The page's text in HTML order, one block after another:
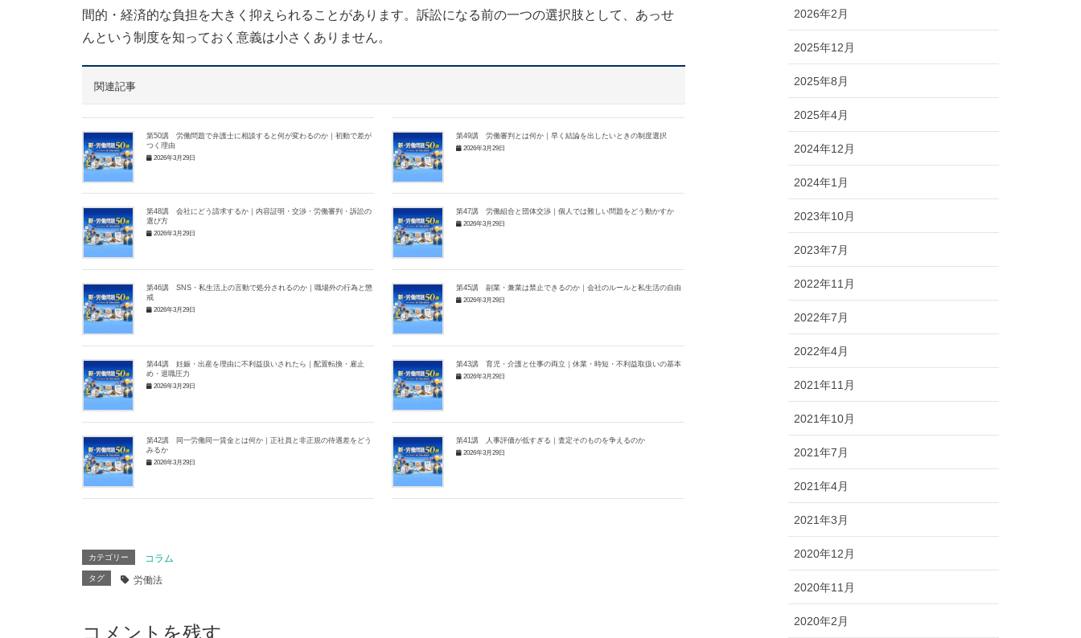
間的・経済的な負担を大きく抑えられることがあります。訴訟になる前の一つの選択肢として、あっせ
んという制度を知っておく意義は小さくありません。
関連記事
第50講 労働問題で弁護士に相談すると何が変わるのか｜初動で差が
つく理由
2026年3月29日
第49講 労働審判とは何か｜早く結論を出したいときの制度選択
2026年3月29日
第48講 会社にどう請求するか｜内容証明・交渉・労働審判・訴訟の
選び方
2026年3月29日
第47講 労働組合と団体交渉｜個人では難しい問題をどう動かすか
2026年3月29日
第46講 SNS・私生活上の言動で処分されるのか｜職場外の行為と懲
戒
2026年3月29日
第45講 副業・兼業は禁止できるのか｜会社のルールと私生活の自由
2026年3月29日
第44講 妊娠・出産を理由に不利益扱いされたら｜配置転換・雇止
め・退職圧力
2026年3月29日
第43講 育児・介護と仕事の両立｜休業・時短・不利益取扱いの基本
2026年3月29日
第42講 同一労働同一賃金とは何か｜正社員と非正規の待遇差をどう
みるか
2026年3月29日
第41講 人事評価が低すぎる｜査定そのものを争えるのか
2026年3月29日
カテゴリー コラム
タグ 労働法
コメントを残す
2026年2月
2025年12月
2025年8月
2025年4月
2024年12月
2024年1月
2023年10月
2023年7月
2022年11月
2022年7月
2022年4月
2021年11月
2021年10月
2021年7月
2021年4月
2021年3月
2020年12月
2020年11月
2020年2月